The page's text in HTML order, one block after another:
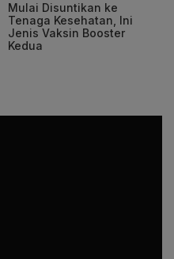
Mulai Disuntikan ke
Tenaga Kesehatan, Ini
Jenis Vaksin Booster
Kedua